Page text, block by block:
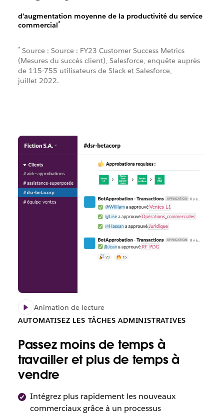
d’augmentation moyenne de la productivité du service
commercial*
* Source : Source : FY23 Customer Success Metrics
(Mesures du succès client), Salesforce, enquête auprès
de 115-755 utilisateurs de Slack et Salesforce,
juillet 2022.
Animation de lecture
AUTOMATISEZ LES TÂCHES ADMINISTRATIVES
Passez moins de temps à
travailler et plus de temps à
vendre
Intégrez plus rapidement les nouveaux
commerciaux grâce à un processus